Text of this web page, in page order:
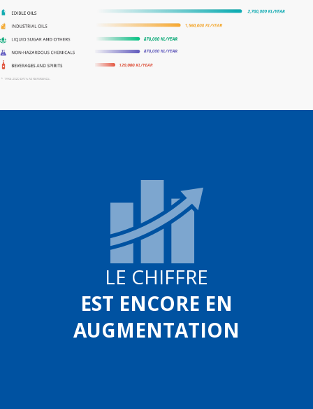
LE CHIFFRE
EST ENCORE EN
AUGMENTATION